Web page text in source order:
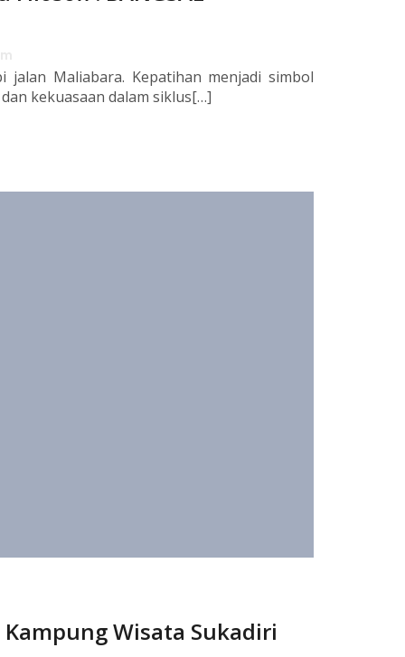
jalan Maliabara. Kepatihan menjadi simbol
kekuasaan dalam siklus[…]
Wisata Sukadiri